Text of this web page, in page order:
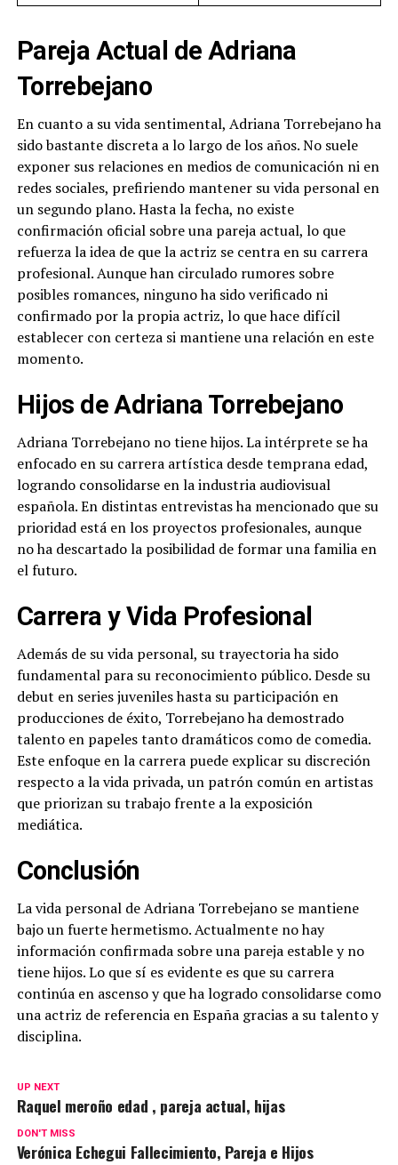
Pareja Actual de Adriana
Torrebejano
En cuanto a su vida sentimental, Adriana Torrebejano ha
sido bastante discreta a lo largo de los años. No suele
exponer sus relaciones en medios de comunicación ni en
redes sociales, prefiriendo mantener su vida personal en
un segundo plano. Hasta la fecha, no existe
confirmación oficial sobre una pareja actual, lo que
refuerza la idea de que la actriz se centra en su carrera
profesional. Aunque han circulado rumores sobre
posibles romances, ninguno ha sido verificado ni
confirmado por la propia actriz, lo que hace difícil
establecer con certeza si mantiene una relación en este
momento.
Hijos de Adriana Torrebejano
Adriana Torrebejano no tiene hijos. La intérprete se ha
enfocado en su carrera artística desde temprana edad,
logrando consolidarse en la industria audiovisual
española. En distintas entrevistas ha mencionado que su
prioridad está en los proyectos profesionales, aunque
no ha descartado la posibilidad de formar una familia en
el futuro.
Carrera y Vida Profesional
Además de su vida personal, su trayectoria ha sido
fundamental para su reconocimiento público. Desde su
debut en series juveniles hasta su participación en
producciones de éxito, Torrebejano ha demostrado
talento en papeles tanto dramáticos como de comedia.
Este enfoque en la carrera puede explicar su discreción
respecto a la vida privada, un patrón común en artistas
que priorizan su trabajo frente a la exposición
mediática.
Conclusión
La vida personal de Adriana Torrebejano se mantiene
bajo un fuerte hermetismo. Actualmente no hay
información confirmada sobre una pareja estable y no
tiene hijos. Lo que sí es evidente es que su carrera
continúa en ascenso y que ha logrado consolidarse como
una actriz de referencia en España gracias a su talento y
disciplina.
UP NEXT
Raquel meroño edad , pareja actual, hijas
DON'T MISS
Verónica Echegui Fallecimiento, Pareja e Hijos